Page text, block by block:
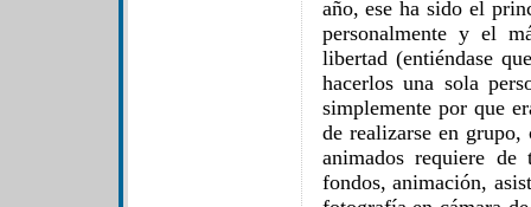
año, ese ha sido el
personalmente y el
libertad (entiéndase
hacerlos una sola
simplemente por que
de realizarse en
animados requiere
fondos, animación,